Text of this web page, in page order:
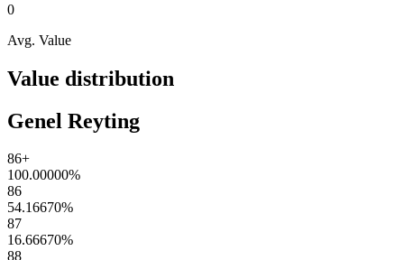
0
Avg. Value
Value distribution
Genel Reyting
86+
100.00000%
86
54.16670%
87
16.66670%
88